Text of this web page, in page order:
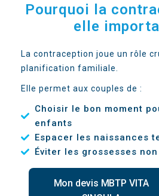
Pourquoi la
elle
La contraception joue un rôle
planification familiale.
Elle permet aux couples de :
Choisir le bon moment
enfants
Espacer les naissances
Éviter les grossesses
Mon devis MBTP VITA